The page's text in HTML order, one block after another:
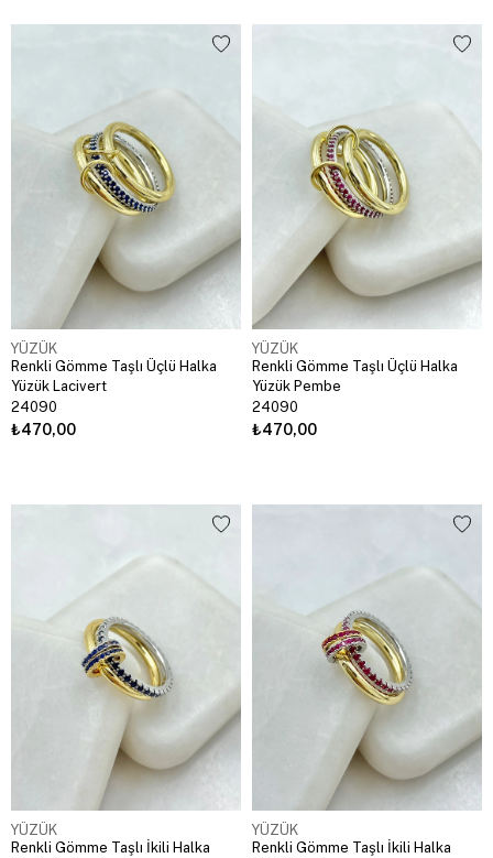
YÜZÜK
Renkli Gömme Taşlı Üçlü Halka
Yüzük Lacivert
24090
₺470,00
YÜZÜK
Renkli Gömme Taşlı Üçlü Halka
Yüzük Pembe
24090
₺470,00
YÜZÜK
Renkli Gömme Taşlı İkili Halka
YÜZÜK
Renkli Gömme Taşlı İkili Halka